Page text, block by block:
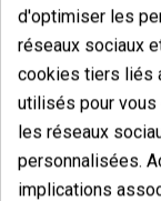
(4)
126,14 €
d'optimiser les
réseaux sociaux
cookies tiers liés
utilisés pour
les réseaux
personnalisées.
implications